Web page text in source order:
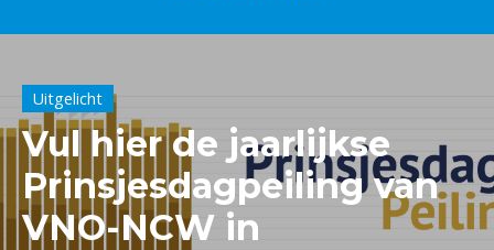
Uitgelicht
Vul hier de jaarlijkse
Prinsjesdagpeiling van
VNO-NCW in